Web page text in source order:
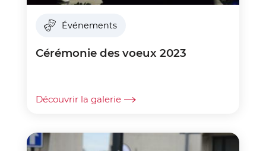
Événements
Cérémonie des voeux 2023
Découvrir la galerie